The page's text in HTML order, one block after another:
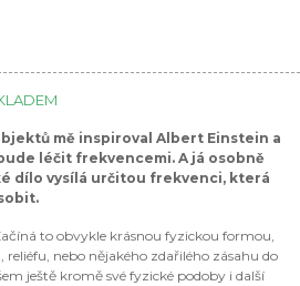
mě inspiroval Albert Einstein a
léčit frekvencemi. A já osobně
dílo vysílá určitou frekvenci, která
to obvykle krásnou fyzickou formou,
reliéfu, nebo nějakého zdařilého zásahu do
ještě kromě své fyzické podoby i další